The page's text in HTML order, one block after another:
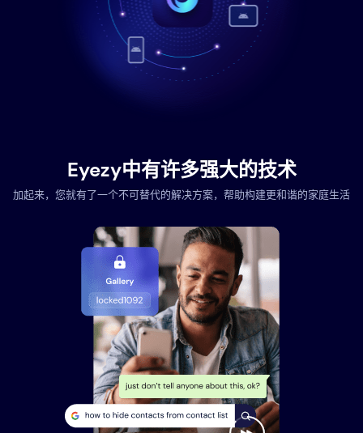
Eyezy中有许多强大的技术
加起来，您就有了一个不可替代的解决方案，帮助构建更和谐的家庭生活